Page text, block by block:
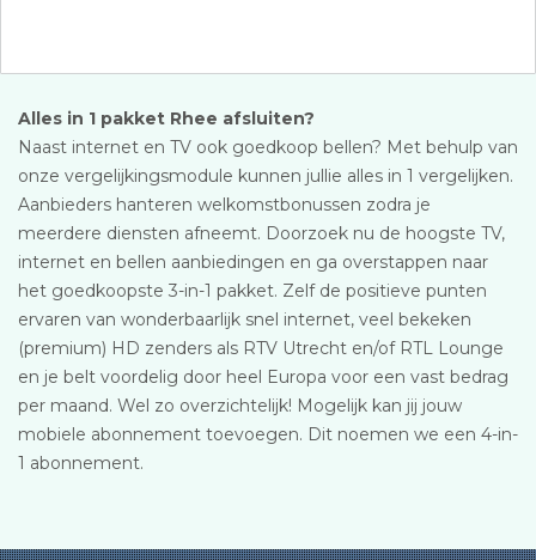
Alles in 1 pakket Rhee afsluiten?
Naast internet en TV ook goedkoop bellen? Met behulp van
onze vergelijkingsmodule kunnen jullie alles in 1 vergelijken.
Aanbieders hanteren welkomstbonussen zodra je
meerdere diensten afneemt. Doorzoek nu de hoogste TV,
internet en bellen aanbiedingen en ga overstappen naar
het goedkoopste 3-in-1 pakket. Zelf de positieve punten
ervaren van wonderbaarlijk snel internet, veel bekeken
(premium) HD zenders als RTV Utrecht en/of RTL Lounge
en je belt voordelig door heel Europa voor een vast bedrag
per maand. Wel zo overzichtelijk! Mogelijk kan jij jouw
mobiele abonnement toevoegen. Dit noemen we een 4-in-
1 abonnement.